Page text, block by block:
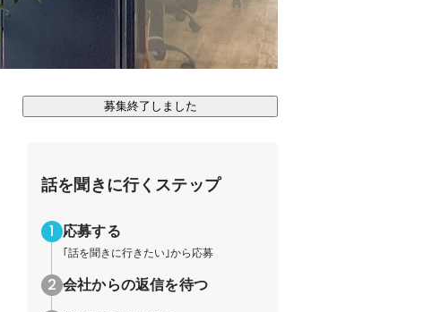
募集終了しました
話を聞きに行くステップ
応募する
｢話を聞きに行きたい｣から応募
会社からの返信を待つ